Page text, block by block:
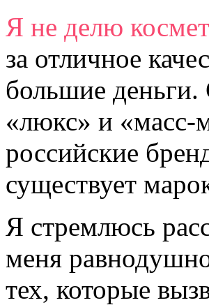
Я не делю
за отличное
большие
«люкс» и «масс-
российские
существует
Я стремлюсь
меня
тех, которые